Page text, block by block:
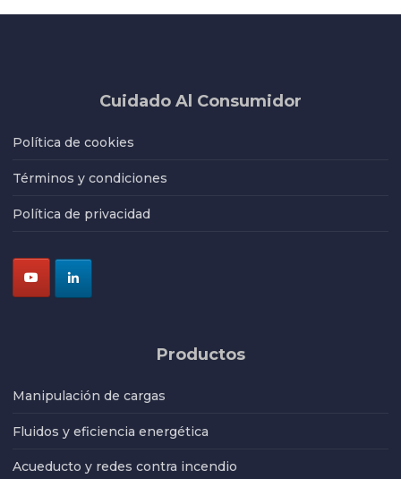
Cuidado Al Consumidor
Política de cookies
Términos y condiciones
Política de privacidad
Productos
Manipulación de cargas
Fluidos y eficiencia energética
Acueducto y redes contra incendio